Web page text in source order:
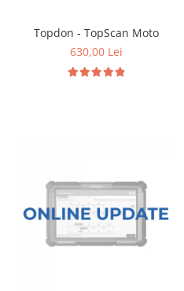
Topdon - TopScan Moto
630,00 Lei